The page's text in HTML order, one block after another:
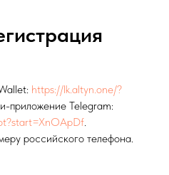
https://lk.altyn.one/?
приложение Telegram:
.
российского телефона.